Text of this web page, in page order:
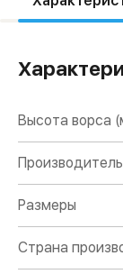
Высота ворса
Производитель
Размеры
Страна